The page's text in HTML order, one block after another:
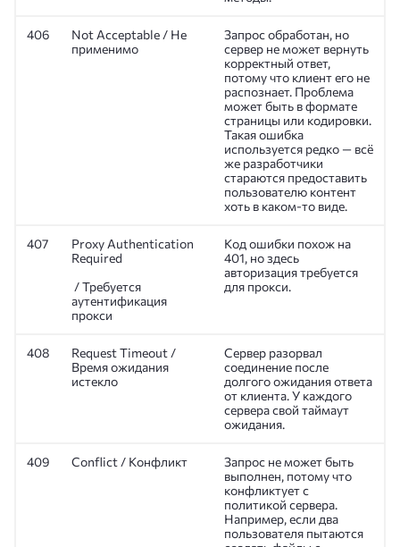
406
Not Acceptable / Не
применимо
Запрос обработан, но
сервер не может вернуть
корректный ответ,
потому что клиент его не
распознает. Проблема
может быть в формате
страницы или кодировки.
Такая ошибка
используется редко — всё
же разработчики
стараются предоставить
пользователю контент
хоть в каком-то виде.
407
Proxy Authentication
Required
/ Требуется
аутентификация
прокси
Код ошибки похож на
401, но здесь
авторизация требуется
для прокси.
408
Request Timeout /
Время ожидания
истекло
Сервер разорвал
соединение после
долгого ожидания ответа
от клиента. У каждого
сервера свой таймаут
ожидания.
409 Conflict / Конфликт
Запрос не может быть
выполнен, потому что
конфликтует с
политикой сервера.
Например, если два
пользователя пытаются